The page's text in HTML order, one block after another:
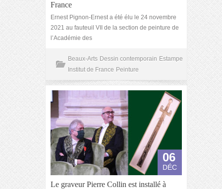
France
Ernest Pignon-Ernest a été élu le 24 novembre
2021 au fauteuil VII de la section de peinture de
l’Académie des
Beaux-Arts Dessin contemporain Estampe
Institut de France Peinture
06
DÉC
Le graveur Pierre Collin est installé à